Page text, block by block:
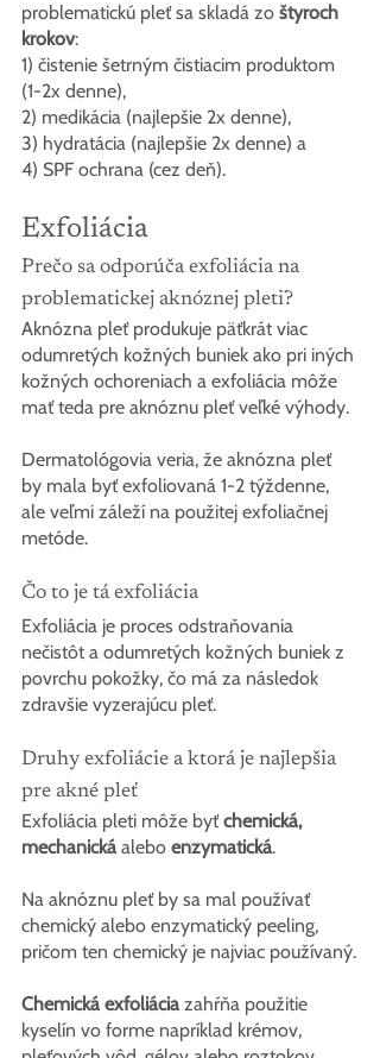
problematickú pleť sa skladá zo štyroch
krokov:
1) čistenie šetrným čistiacim produktom
(1-2x denne),
2) medikácia (najlepšie 2x denne),
3) hydratácia (najlepšie 2x denne) a
4) SPF ochrana (cez deň).
Exfoliácia
Prečo sa odporúča exfoliácia na
problematickej aknóznej pleti?
Aknózna pleť produkuje päťkrát viac
odumretých kožných buniek ako pri iných
kožných ochoreniach a exfoliácia môže
mať teda pre aknóznu pleť veľké výhody.
Dermatológovia veria, že aknózna pleť
by mala byť exfoliovaná 1-2 týždenne,
ale veľmi záleží na použitej exfoliačnej
metóde.
Čo to je tá exfoliácia
Exfoliácia je proces odstraňovania
nečistôt a odumretých kožných buniek z
povrchu pokožky, čo má za následok
zdravšie vyzerajúcu pleť.
Druhy exfoliácie a ktorá je najlepšia
pre akné pleť
Exfoliácia pleti môže byť chemická,
mechanická alebo enzymatická.
Na aknóznu pleť by sa mal používať
chemický alebo enzymatický peeling,
pričom ten chemický je najviac používaný.
Chemická exfoliácia zahŕňa použitie
kyselín vo forme napríklad krémov,